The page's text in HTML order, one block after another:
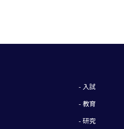
- 入試
- 教育
- 研究